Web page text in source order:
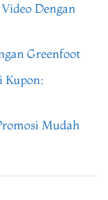
Dengan
Greenfoot
Kupon:
Mudah